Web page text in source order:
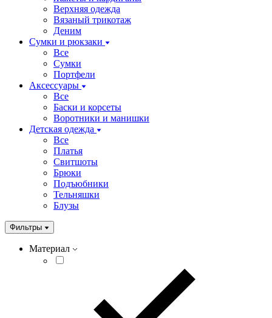
Верхняя одежда
Вязаный трикотаж
Деним
Сумки и рюкзаки
Все
Сумки
Портфели
Аксессуары
Все
Баски и корсеты
Воротники и манишки
Детская одежда
Все
Платья
Свитшоты
Брюки
Подъюбники
Тельняшки
Блузы
Фильтры
Материал